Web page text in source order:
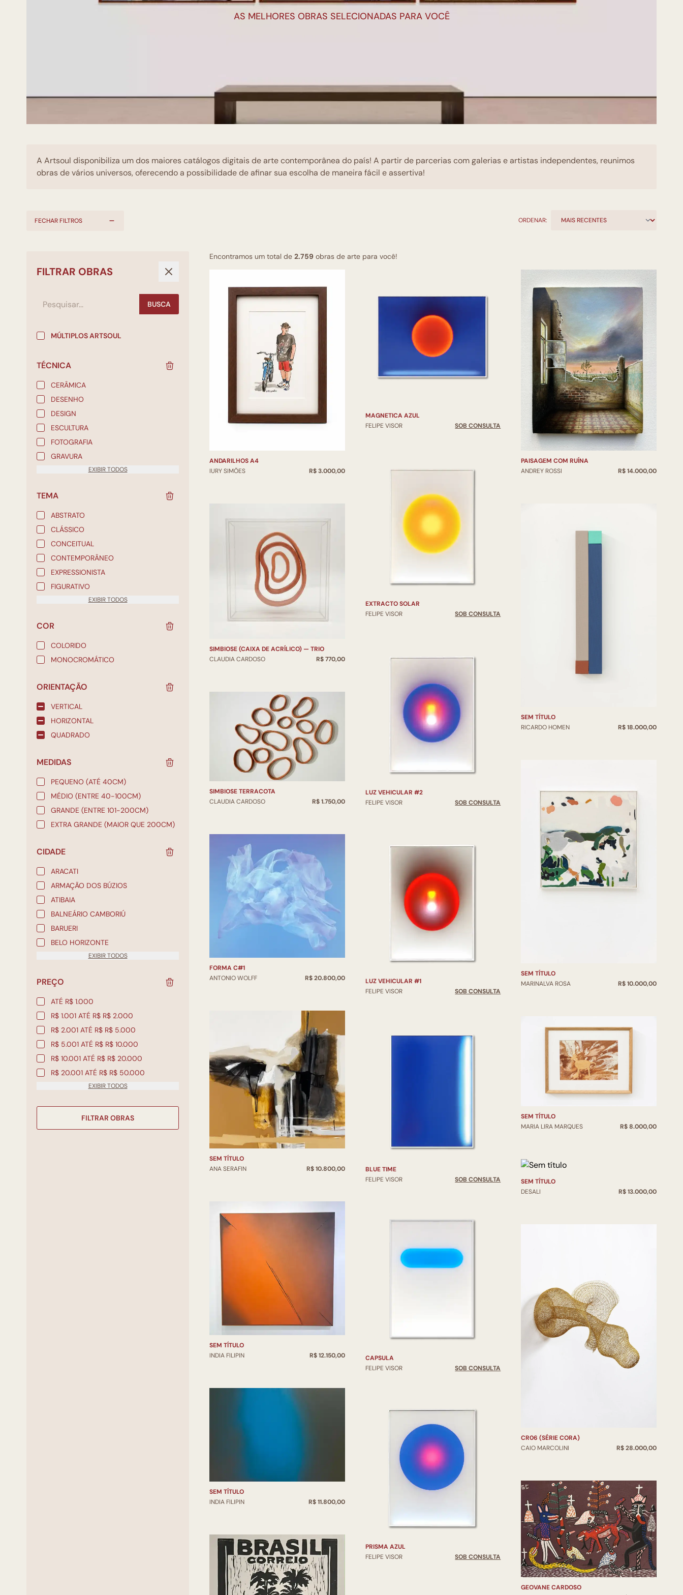
AS MELHORES OBRAS SELECIONADAS PARA VOCÊ
A Artsoul disponibiliza um dos maiores catálogos digitais de arte contemporânea do país! A partir de parcerias com galerias e artistas independentes, reunimos
obras de vários universos, oferecendo a possibilidade de afinar sua escolha de maneira fácil e assertiva!
ORDENAR:
FECHAR FILTROS
FILTRAR OBRAS
BUSCA
MÚLTIPLOS ARTSOUL
TÉCNICA
CERÂMICA
DESENHO
DESIGN
ESCULTURA
FOTOGRAFIA
GRAVURA
EXIBIR TODOS
TEMA
ABSTRATO
CLÁSSICO
CONCEITUAL
CONTEMPORÂNEO
EXPRESSIONISTA
FIGURATIVO
EXIBIR TODOS
COR
COLORIDO
MONOCROMÁTICO
ORIENTAÇÃO
VERTICAL
HORIZONTAL
QUADRADO
MEDIDAS
PEQUENO (ATÉ 40CM)
MÉDIO (ENTRE 40-100CM)
GRANDE (ENTRE 101-200CM)
EXTRA GRANDE (MAIOR QUE 200CM)
CIDADE
ARACATI
ARMAÇÃO DOS BÚZIOS
ATIBAIA
BALNEÁRIO CAMBORIÚ
BARUERI
BELO HORIZONTE
EXIBIR TODOS
PREÇO
ATÉ R$ 1.000
R$ 1.001 ATÉ R$ R$ 2.000
R$ 2.001 ATÉ R$ R$ 5.000
R$ 5.001 ATÉ R$ R$ 10.000
R$ 10.001 ATÉ R$ R$ 20.000
R$ 20.001 ATÉ R$ R$ 50.000
EXIBIR TODOS
FILTRAR OBRAS
Encontramos um total de 2.759 obras de arte para você!
ANDARILHOS A4
IURY SIMÕES
R$ 3.000,00
SIMBIOSE (CAIXA DE ACRÍLICO) — TRIO
CLAUDIA CARDOSO
R$ 770,00
SIMBIOSE TERRACOTA
CLAUDIA CARDOSO
R$ 1.750,00
FORMA C#1
ANTONIO WOLFF
R$ 20.800,00
SEM TÍTULO
ANA SERAFIN
R$ 10.800,00
SEM TÍTULO
INDIA FILIPIN
R$ 12.150,00
SEM TÍTULO
INDIA FILIPIN
R$ 11.800,00
MAGNETICA AZUL
FELIPE VISOR
SOB CONSULTA
EXTRACTO SOLAR
FELIPE VISOR
SOB CONSULTA
LUZ VEHICULAR #2
FELIPE VISOR
SOB CONSULTA
LUZ VEHICULAR #1
FELIPE VISOR
SOB CONSULTA
BLUE TIME
FELIPE VISOR
SOB CONSULTA
CAPSULA
FELIPE VISOR
SOB CONSULTA
PRISMA AZUL
FELIPE VISOR
SOB CONSULTA
PAISAGEM COM RUÍNA
ANDREY ROSSI
R$ 14.000,00
SEM TÍTULO
RICARDO HOMEN
R$ 18.000,00
SEM TÍTULO
MARINALVA ROSA
R$ 10.000,00
SEM TÍTULO
MARIA LIRA MARQUES
R$ 8.000,00
SEM TÍTULO
DESALI
R$ 13.000,00
CR06 (SÉRIE CORA)
CAIO MARCOLINI
R$ 28.000,00
GEOVANE CARDOSO